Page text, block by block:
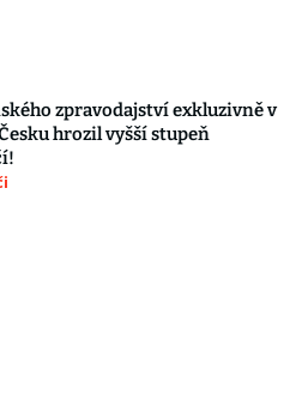
zpravodajství exkluzivně v
hrozil vyšší stupeň